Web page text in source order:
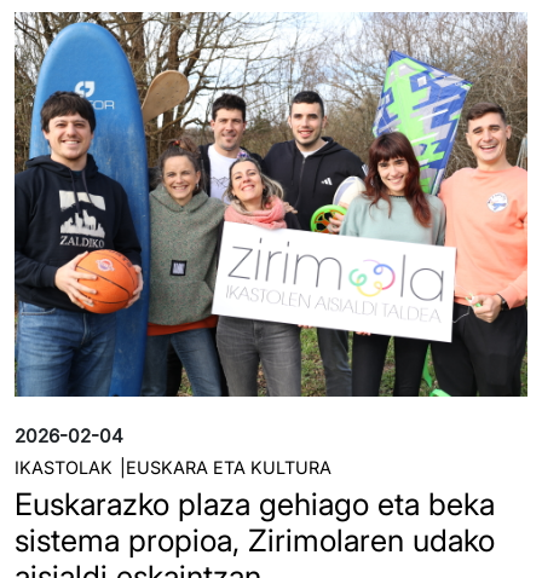
Irudia
2026-02-04
IKASTOLAK EUSKARA ETA KULTURA
Euskarazko plaza gehiago eta beka
sistema propioa, Zirimolaren udako